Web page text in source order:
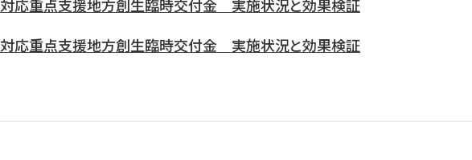
応重点支援地方創生臨時交付金 実施状況と効果検証
応重点支援地方創生臨時交付金 実施状況と効果検証